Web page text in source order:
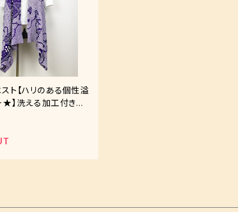
ト【ハリのある個性溢
★】洗える加工付きで
単♪